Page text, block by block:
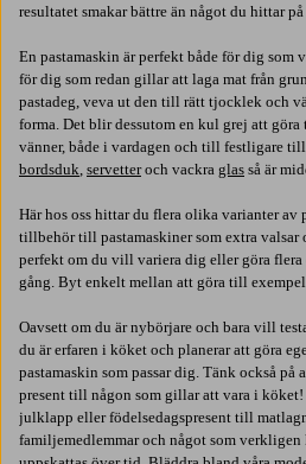
resultatet smakar bättre än något du hittar
En pastamaskin är perfekt både för dig
för dig som redan gillar att laga mat från
pastadeg, veva ut den till rätt tjocklek och
forma. Det blir dessutom en kul grej att
vänner, både i vardagen och till festligare
bordsduk servetteroch vackra glas så är
Här hos oss hittar du flera olika varianter av
tillbehör till pastamaskiner som extra
perfekt om du vill variera dig eller göra flera
gång. Byt enkelt mellan att göra till
Oavsett om du är nybörjare och bara vill
du är erfaren i köket och planerar att göra
pastamaskin som passar dig. Tänk också på
present till någon som gillar att vara i
julklapp eller födelsedagspresent till
familjemedlemmar och något som